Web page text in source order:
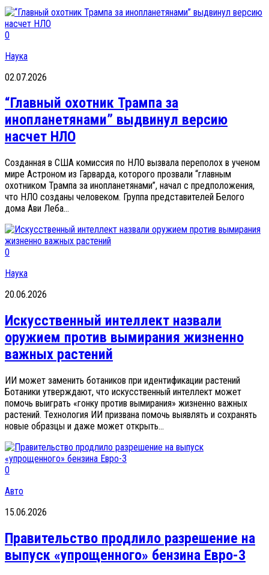
0
Наука
02.07.2026
“Главный охотник Трампа за
инопланетянами” выдвинул версию
насчет НЛО
Созданная в США комиссия по НЛО вызвала переполох в ученом
мире Астроном из Гарварда, которого прозвали “главным
охотником Трампа за инопланетянами”, начал с предположения,
что НЛО созданы человеком. Группа представителей Белого
дома Ави Леба...
0
Наука
20.06.2026
Искусственный интеллект назвали
оружием против вымирания жизненно
важных растений
ИИ может заменить ботаников при идентификации растений
Ботаники утверждают, что искусственный интеллект может
помочь выиграть «гонку против вымирания» жизненно важных
растений. Технология ИИ призвана помочь выявлять и сохранять
новые образцы и даже может открыть...
0
Авто
15.06.2026
Правительство продлило разрешение на
выпуск «упрощенного» бензина Евро-3